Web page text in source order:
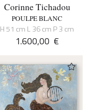
Corinne Tichadou
POULPE BLANC
H 51 cm L 36 cm P 3 cm
1.600,00 €